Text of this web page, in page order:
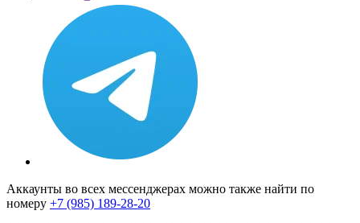
Аккаунты во всех мессенджерах можно также найти по
номеру +7 (985) 189-28-20